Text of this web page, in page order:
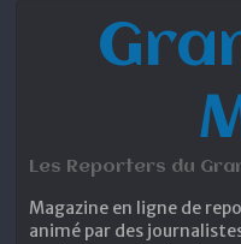
Les Reporters du
Magazine en ligne de
animé par des